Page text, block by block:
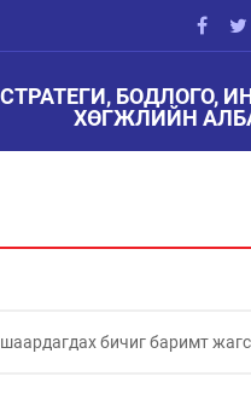
СТРАТЕГИ, БОДЛОГО,
ХӨГЖЛИЙН
бичиг баримт